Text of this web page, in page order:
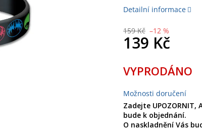
Detailní informace
159 Kč –12 %
139 Kč
cena:
VYPRODÁNO
Možnosti doručení
Zadejte UPOZORNIT,
bude k objednání.
O naskladnění Vás